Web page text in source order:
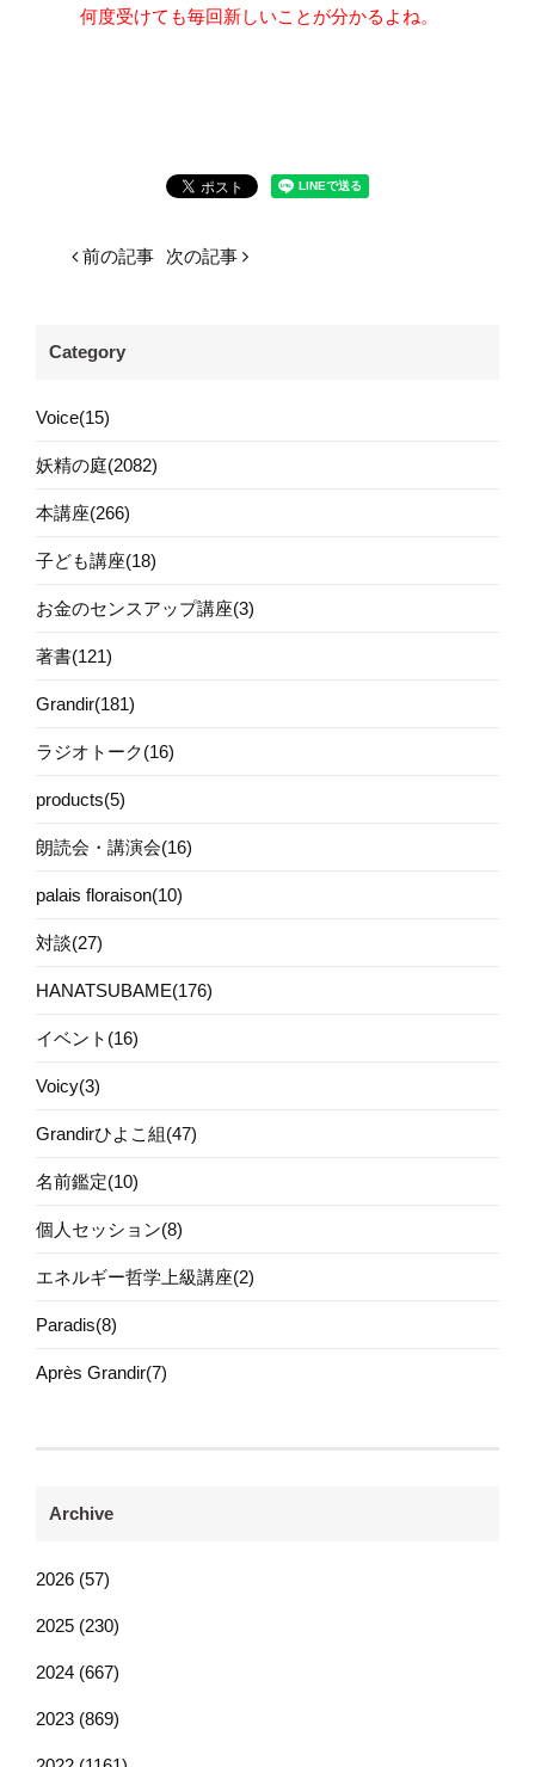
何度受けても毎回新しいことが分かるよね。
前の記事 次の記事
Category
Voice(15)
妖精の庭(2082)
本講座(266)
子ども講座(18)
お金のセンスアップ講座(3)
著書(121)
Grandir(181)
ラジオトーク(16)
products(5)
朗読会・講演会(16)
palais floraison(10)
対談(27)
HANATSUBAME(176)
イベント(16)
Voicy(3)
Grandirひよこ組(47)
名前鑑定(10)
個人セッション(8)
エネルギー哲学上級講座(2)
Paradis(8)
Après Grandir(7)
Archive
2026 (57)
2025 (230)
2024 (667)
2023 (869)